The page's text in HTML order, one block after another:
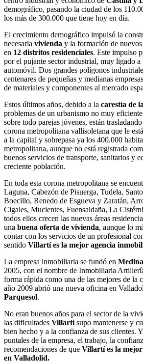
demográfico, pasando la ciudad de los
los más de 300.000 que tiene hoy en día.
El crecimiento demográfico impulsó la
necesaria vivienda y la formación de
en 12 distritos residenciales. Este impulso
por el pujante sector industrial, muy ligado a
automóvil. Dos grandes polígonos
centenares de pequeñas y medianas
de materiales y componentes al mercado
Estos últimos años, debido a la carestía de
problemas de un urbanismo no muy
sobre todo parejas jóvenes, están
corona metropolitana vallisoletana que le
a la capital y sobrepasa ya los 400.000
metropolitana, aunque no está registrada
buenos servicios de transporte, sanitarios y
creciente población.
En toda esta corona metropolitana se
Laguna, Cabezón de Pisuerga, Tudela,
Boecillo, Renedo de Esgueva y Zaratán,
Cigales, Mucientes, Fuensaldaña, La
todos ellos crecen las nuevas áreas
una buena oferta de vivienda, aunque lo
contar con los servicios de un profesional
sentido Villartí es la mejor agencia
La empresa inmobiliaria se fundó en
2005, con el nombre de Inmobiliaria
forma rápida como una de las mejores de la
año 2009 abrió una nueva oficina en
Parquesol.
No eran buenos años para el sector de la
las dificultades Villartísupo mantenerse y
bien hecho y a la confianza de sus clientes.
puntales de la empresa, el trabajo, la
recomendaciones de que Villartí es la
en Valladolid.